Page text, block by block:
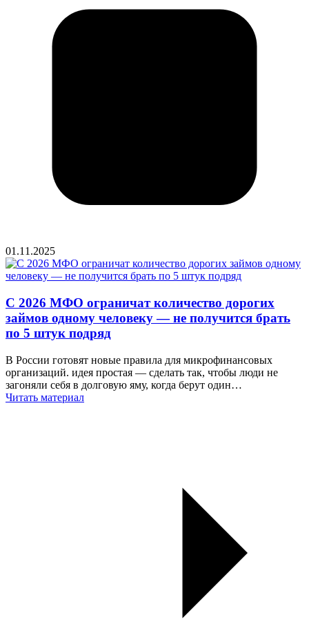
01.11.2025
С 2026 МФО ограничат количество дорогих
займов одному человеку — не получится брать
по 5 штук подряд
В России готовят новые правила для микрофинансовых
организаций. идея простая — сделать так, чтобы люди не
загоняли себя в долговую яму, когда берут один…
Читать материал